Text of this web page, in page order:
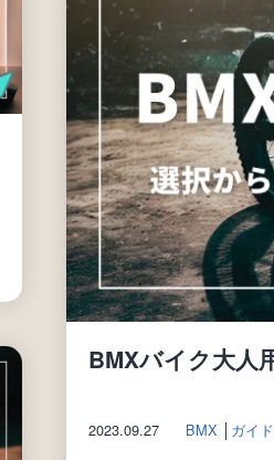
BMXバイク大人
2023.09.27 BMX │ ガイド